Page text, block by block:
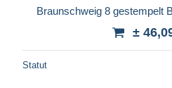
Braunschweig 8 gestempelt
±
Statut